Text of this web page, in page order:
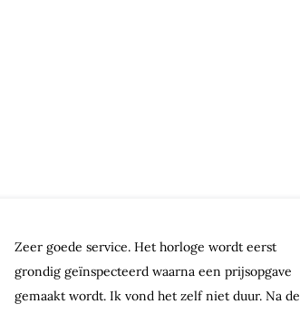
Zeer goede service. Het horloge wordt eerst
grondig geïnspecteerd waarna een prijsopgave
gemaakt wordt. Ik vond het zelf niet duur. Na de